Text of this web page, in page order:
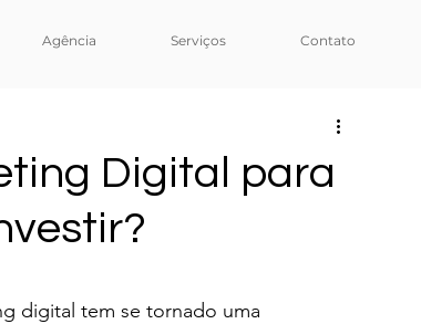
Agência Serviços Contato
Digital para
digital tem se tornado uma